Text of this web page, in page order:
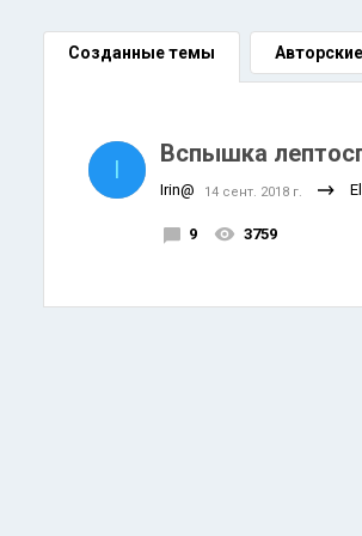
Созданные темы
Вспышка
I
Irin@ 14 сент. 2018 г.
9 3759